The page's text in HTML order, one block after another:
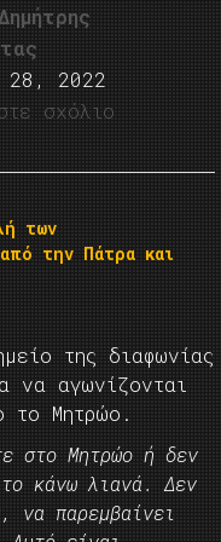
Δημήτρης
28, 2022
σχόλιο
των
την Πάτρα και
της διαφωνίας
να αγωνίζονται
το Μητρώο.
στο Μητρώο ή δεν
κάνω λιανά. Δεν
να παρεμβαίνει